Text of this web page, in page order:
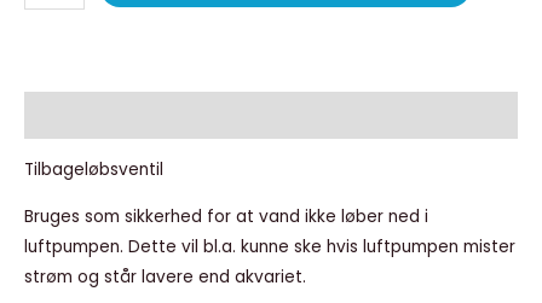
Tilbageløbsventil
Bruges som sikkerhed for at vand ikke løber ned i
luftpumpen. Dette vil bl.a. kunne ske hvis luftpumpen mister
strøm og står lavere end akvariet.